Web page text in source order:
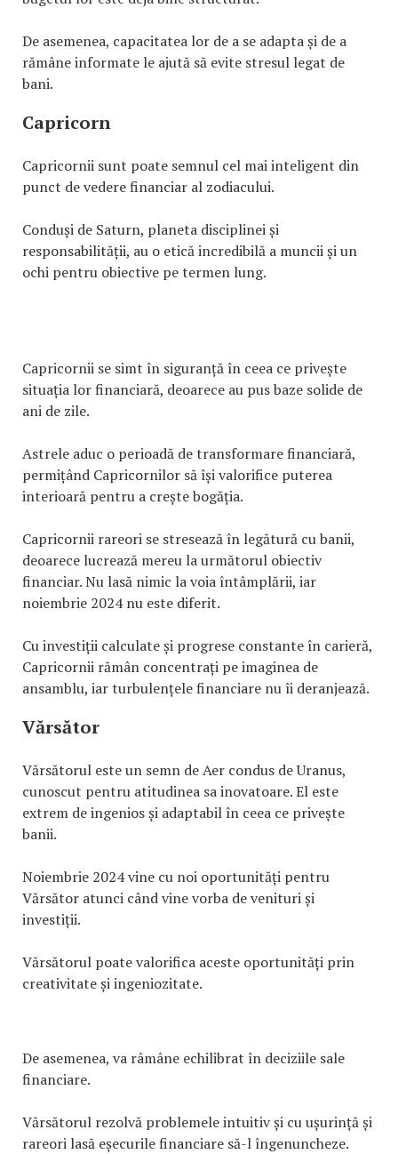
De asemenea, capacitatea lor de a se adapta și de a
rămâne informate le ajută să evite stresul legat de
bani.
Capricorn
Capricornii sunt poate semnul cel mai inteligent din
punct de vedere financiar al zodiacului.
Conduși de Saturn, planeta disciplinei și
responsabilității, au o etică incredibilă a muncii și un
ochi pentru obiective pe termen lung.
Capricornii se simt în siguranță în ceea ce privește
situația lor financiară, deoarece au pus baze solide de
ani de zile.
Astrele aduc o perioadă de transformare financiară,
permițând Capricornilor să își valorifice puterea
interioară pentru a crește bogăția.
Capricornii rareori se stresează în legătură cu banii,
deoarece lucrează mereu la următorul obiectiv
financiar. Nu lasă nimic la voia întâmplării, iar
noiembrie 2024 nu este diferit.
Cu investiții calculate și progrese constante în carieră,
Capricornii rămân concentrați pe imaginea de
ansamblu, iar turbulențele financiare nu îi deranjează.
Vărsător
Vărsătorul este un semn de Aer condus de Uranus,
cunoscut pentru atitudinea sa inovatoare. El este
extrem de ingenios și adaptabil în ceea ce privește
banii.
Noiembrie 2024 vine cu noi oportunități pentru
Vărsător atunci când vine vorba de venituri și
investiții.
Vărsătorul poate valorifica aceste oportunități prin
creativitate și ingeniozitate.
De asemenea, va râmâne echilibrat în deciziile sale
financiare.
Vărsătorul rezolvă problemele intuitiv și cu ușurință și
rareori lasă eșecurile financiare să-l îngenuncheze.